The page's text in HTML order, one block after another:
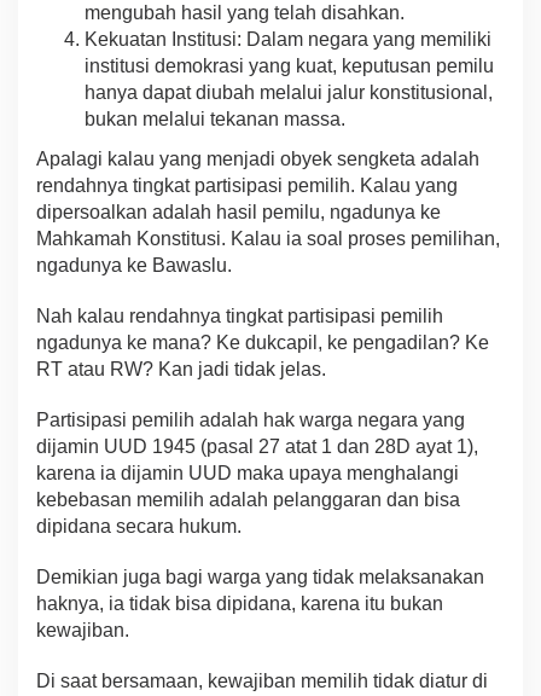
mengubah hasil yang telah disahkan.
Kekuatan Institusi: Dalam negara yang memiliki
institusi demokrasi yang kuat, keputusan pemilu
hanya dapat diubah melalui jalur konstitusional,
bukan melalui tekanan massa.
Apalagi kalau yang menjadi obyek sengketa adalah
rendahnya tingkat partisipasi pemilih. Kalau yang
dipersoalkan adalah hasil pemilu, ngadunya ke
Mahkamah Konstitusi. Kalau ia soal proses pemilihan,
ngadunya ke Bawaslu.
Nah kalau rendahnya tingkat partisipasi pemilih
ngadunya ke mana? Ke dukcapil, ke pengadilan? Ke
RT atau RW? Kan jadi tidak jelas.
Partisipasi pemilih adalah hak warga negara yang
dijamin UUD 1945 (pasal 27 atat 1 dan 28D ayat 1),
karena ia dijamin UUD maka upaya menghalangi
kebebasan memilih adalah pelanggaran dan bisa
dipidana secara hukum.
Demikian juga bagi warga yang tidak melaksanakan
haknya, ia tidak bisa dipidana, karena itu bukan
kewajiban.
Di saat bersamaan, kewajiban memilih tidak diatur di